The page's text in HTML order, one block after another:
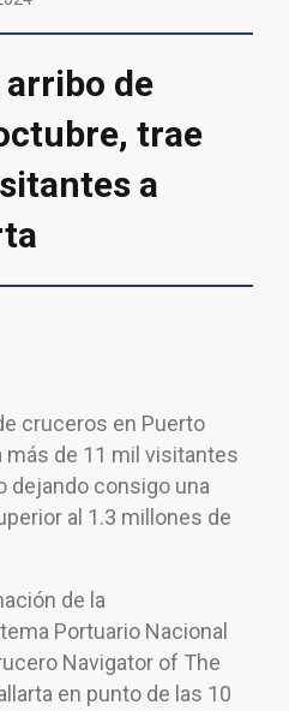
de
trae
a
cruceros en Puerto
más de 11 mil visitantes
dejando consigo una
al 1.3 millones de
de la
Portuario Nacional
Navigator of The
en punto de las 10